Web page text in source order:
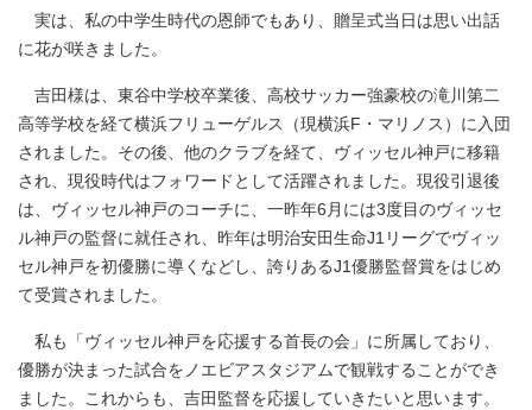
実は、私の中学生時代の恩師でもあり、贈呈式当日は思い出話
に花が咲きました。
吉田様は、東谷中学校卒業後、高校サッカー強豪校の滝川第二
高等学校を経て横浜フリューゲルス（現横浜F・マリノス）に入団
されました。その後、他のクラブを経て、ヴィッセル神戸に移籍
され、現役時代はフォワードとして活躍されました。現役引退後
は、ヴィッセル神戸のコーチに、一昨年6月には3度目のヴィッセ
ル神戸の監督に就任され、昨年は明治安田生命J1リーグでヴィッ
セル神戸を初優勝に導くなどし、誇りあるJ1優勝監督賞をはじめ
て受賞されました。
私も「ヴィッセル神戸を応援する首長の会」に所属しており、
優勝が決まった試合をノエビアスタジアムで観戦することができ
ました。これからも、吉田監督を応援していきたいと思います。